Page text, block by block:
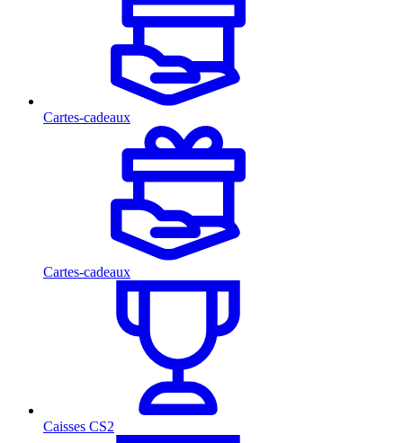
Cartes-cadeaux
Cartes-cadeaux
Caisses CS2